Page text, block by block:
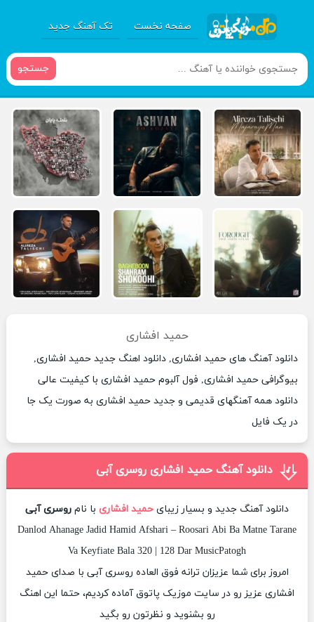
صفحه نخست تک آهنگ جدید
جستجو
حمید افشاری
دانلود آهنگ های حمید افشاری, دانلود اهنگ جدید حمید افشاری,
بیوگرافی حمید افشاری, فول آلبوم حمید افشاری با کیفیت عالی
دانلود همه آهنگهای قدیمی و جدید حمید افشاری به صورت یک جا
در یک فایل
دانلود آهنگ حمید افشاری روسری آبی
دانلود آهنگ جدید و بسیار زیبای حمید افشاری با نام روسری آبی
Danlod Ahanage Jadid Hamid Afshari – Roosari Abi Ba Matne Tarane
Va Keyfiate Bala 320 | 128 Dar MusicPatogh
امروز برای شما عزیزان ترانه فوق العاده روسری آبی با صدای حمید
افشاری عزیز رو در سایت موزیک پاتوق آماده کردیم، حتما این اهنگ
رو بشنوید و نظرتون رو بگید